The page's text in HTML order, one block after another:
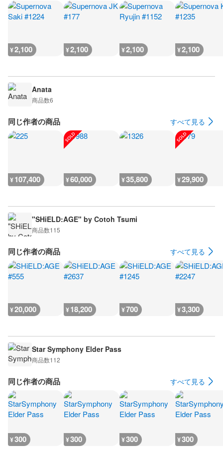
¥2,100 ¥2,100 ¥2,100 ¥2,100
Anata
商品数6
同じ作者の商品 すべて見る
¥107,400 ¥60,000 ¥35,800 ¥29,900
"SHiELD:AGE" by Cotoh Tsumi
商品数115
同じ作者の商品 すべて見る
¥20,000 ¥18,200 ¥700 ¥3,300
Star Symphony Elder Pass
商品数112
同じ作者の商品 すべて見る
¥300 ¥300 ¥300 ¥300